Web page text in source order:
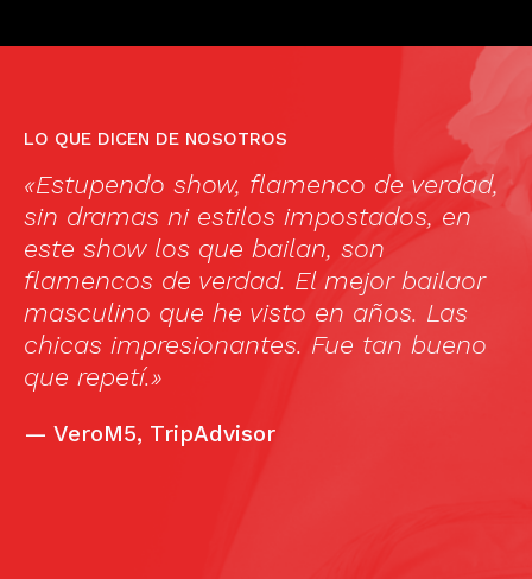
LO QUE DICEN DE NOSOTROS
«Estupendo show, flamenco de verdad,
sin dramas ni estilos impostados, en
este show los que bailan, son
flamencos de verdad. El mejor bailaor
masculino que he visto en años. Las
chicas impresionantes. Fue tan bueno
que repetí.»
— VeroM5, TripAdvisor